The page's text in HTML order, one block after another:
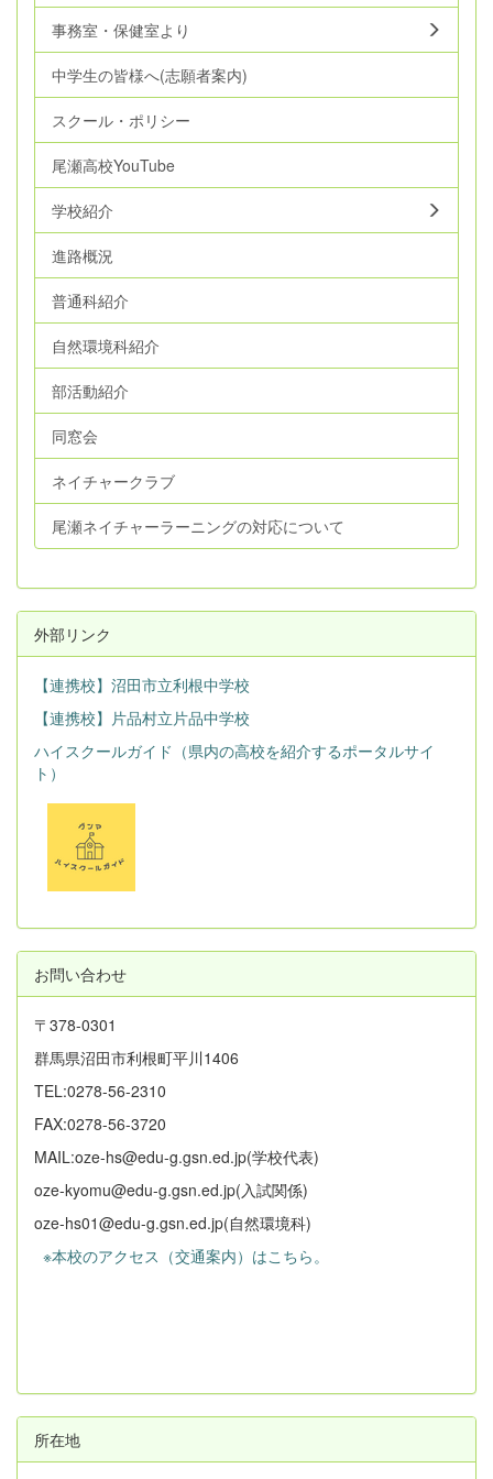
事務室・保健室より
中学生の皆様へ(志願者案内)
スクール・ポリシー
尾瀬高校YouTube
学校紹介
進路概況
普通科紹介
自然環境科紹介
部活動紹介
同窓会
ネイチャークラブ
尾瀬ネイチャーラーニングの対応について
外部リンク
【連携校】沼田市立利根中学校
【連携校】片品村立片品中学校
ハイスクールガイド（県内の高校を紹介するポータルサイ
ト）
お問い合わせ
〒378-0301
群馬県沼田市利根町平川1406
TEL:0278-56-2310
FAX:0278-56-3720
MAIL:oze-hs@edu-g.gsn.ed.jp(学校代表)
oze-kyomu@edu-g.gsn.ed.jp(入試関係)
oze-hs01@edu-g.gsn.ed.jp(自然環境科)
※本校のアクセス（交通案内）はこちら。
所在地